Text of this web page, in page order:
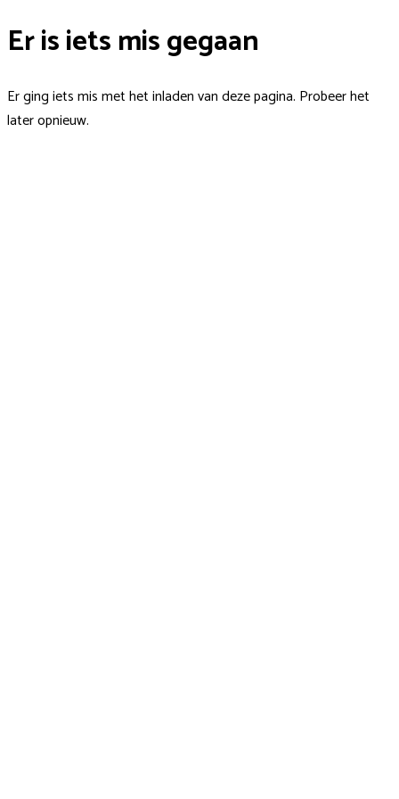
Er is iets mis gegaan
Er ging iets mis met het inladen van deze pagina. Probeer het
later opnieuw.